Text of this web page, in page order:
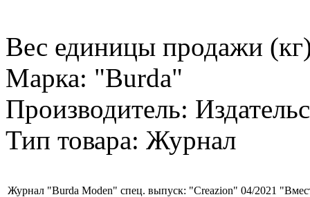
Вес единицы продажи
Марка: "Burda"
Производитель:
Тип товара: Журнал
Журнал "Burda Moden" спец. выпуск: "Creazion" 04/2021